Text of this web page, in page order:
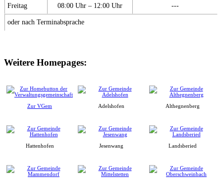
Freitag 08:00 Uhr – 12:00 Uhr ---
oder nach Terminabsprache
Weitere Homepages:
Zur VGem Adelshofen Althegnenberg
Hattenhofen Jesenwang Landsberied